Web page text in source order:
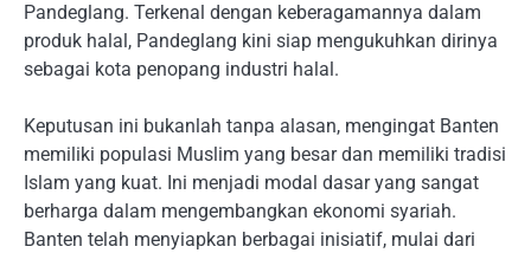
Pandeglang. Terkenal dengan keberagamannya dalam
produk halal, Pandeglang kini siap mengukuhkan dirinya
sebagai kota penopang industri halal.
Keputusan ini bukanlah tanpa alasan, mengingat Banten
memiliki populasi Muslim yang besar dan memiliki tradisi
Islam yang kuat. Ini menjadi modal dasar yang sangat
berharga dalam mengembangkan ekonomi syariah.
Banten telah menyiapkan berbagai inisiatif, mulai dari